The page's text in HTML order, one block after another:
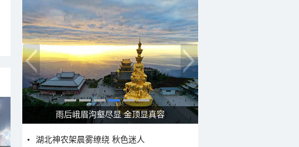
秋意浓 蓝天映衬下的哈尔滨伏尔加庄园
湖北神农架晨雾缭绕 秋色迷人